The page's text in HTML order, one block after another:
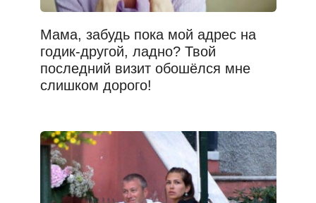
Мама, забудь пока мой адрес на
годик-другой, ладно? Твой
последний визит обошёлся мне
слишком дорого!